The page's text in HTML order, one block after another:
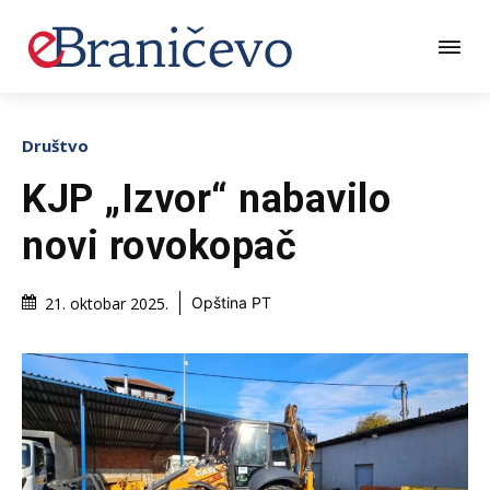
Društvo
KJP „Izvor“ nabavilo
novi rovokopač
21. oktobar 2025. Opština PT